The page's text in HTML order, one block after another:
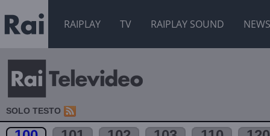
RAIPLAY TV RAIPLAY SOUND NEWS
SOLO TESTO